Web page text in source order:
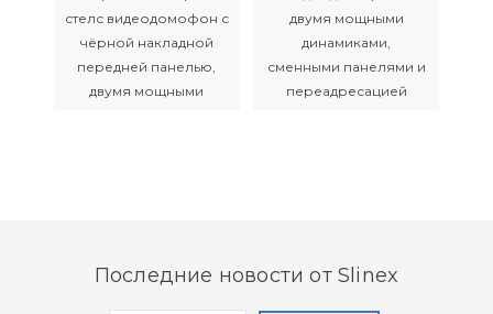
Видеодомофон SL‑07N Cloud поддерживает
вызывные панели и видеокамеры CVBS и
AHD до 2 Мп.
стелс видеодомофон с
чёрной накладной
передней панелью,
двумя мощными
двумя мощными
динамиками,
сменными панелями и
переадресацией
Последние новости от Slinex